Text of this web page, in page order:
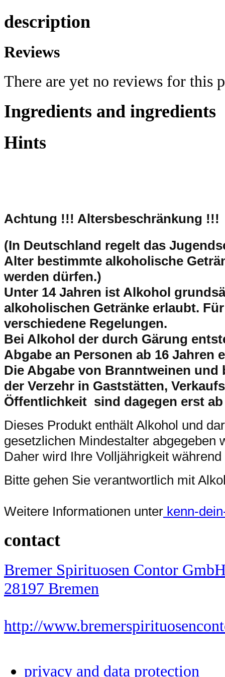
description
Reviews
There are yet no reviews for this
Ingredients and ingredients
Hints
Achtung !!! Altersbeschränkung !!!
(In Deutschland regelt das
Alter bestimmte alkoholische
werden dürfen.)
Unter 14 Jahren ist Alkohol
alkoholischen Getränke erlaubt.
verschiedene Regelungen.
Bei Alkohol der durch Gärung
Abgabe an Personen ab 16 Jahren
Die Abgabe von Branntweinen
der Verzehr in Gaststätten,
Öffentlichkeit sind dagegen erst
Dieses Produkt enthält Alkohol und
gesetzlichen Mindestalter abgegeben
Daher wird Ihre Volljährigkeit
Bitte gehen Sie verantwortlich mit
Weitere Informationen unter kenn-
contact
Bremer Spirituosen Contor
28197 Bremen
http://
privacy and data protection